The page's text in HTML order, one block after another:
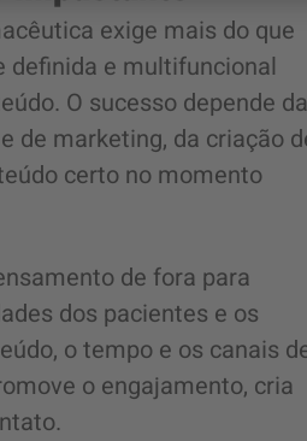
exige mais do que
definida e multifuncional
O sucesso depende da
de marketing, da criação
certo no momento
de fora para
dos pacientes e os
o tempo e os canais
o engajamento, cria